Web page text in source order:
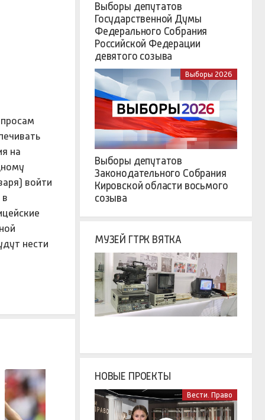
на
войти
нести
Выборы депутатов
Государственной Думы
Федерального Собрания
Российской Федерации
девятого созыва
Выборы 2026
Выборы депутатов
Законодательного Собрания
Кировской области восьмого
созыва
МУЗЕЙ ГТРК ВЯТКА
НОВЫЕ ПРОЕКТЫ
Вести. Право